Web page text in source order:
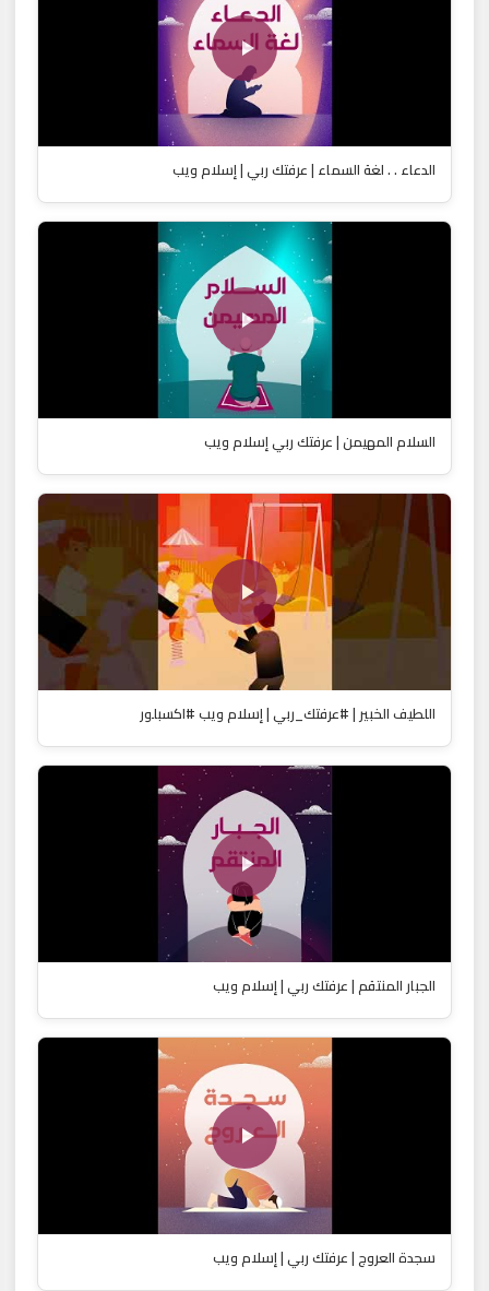
الدعاء . . لغة السماء | عرفتك ربي | إسلام ويب
السلام المهيمن | عرفتك ربي إسلام ويب
اللطيف الخبير | #عرفتك_ربي | إسلام ويب #اكسبلور
الجبار المنتقم | عرفتك ربي | إسلام ويب
سجدة العروج | عرفتك ربي | إسلام ويب